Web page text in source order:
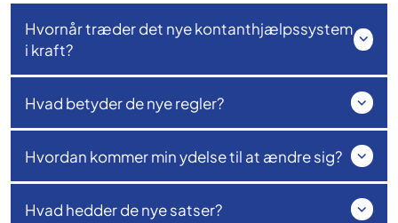
Hvornår træder det nye kontanthjælpssystem
i kraft?
Hvad betyder de nye regler?
Hvordan kommer min ydelse til at ændre sig?
Hvad hedder de nye satser?